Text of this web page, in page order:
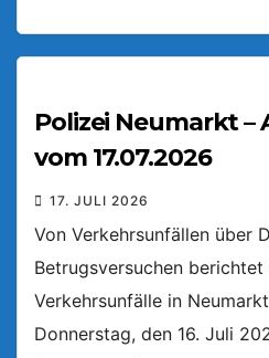
Polizei Neumarkt –
vom 17.07.2026
17. JULI 2026
Von Verkehrsunfällen über
Betrugsversuchen
Verkehrsunfälle in
Donnerstag, den 16. Juli